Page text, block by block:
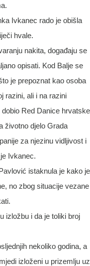
Ivkanec rado je obišla
hvale.
nakita, događaju se
opisati. Kod Balje se
je prepoznat kao osoba
razini, ali i na razini
Red Danice hrvatske
životno djelo Grada
za njezinu vidljivost i
Ivkanec.
istaknula je kako je
no zbog situacije vezane
izložbu i da je toliki broj
nekoliko godina, a
izloženi u prizemlju uz